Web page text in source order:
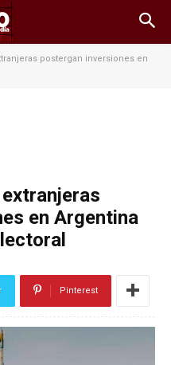
postergan inversiones en
en Argentina
Pinterest